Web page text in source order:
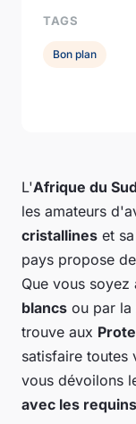
L'Afrique du Sud
les amateurs
cristallines et
pays propose
Que vous
blancs ou par la
trouve aux
satisfaire toutes
vous dévoilons
avec les requins
TAGS
Bon plan